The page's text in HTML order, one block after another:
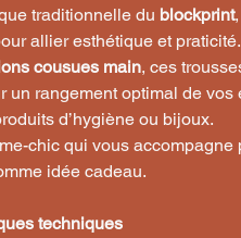
traditionnelle du blockprint
allier esthétique et praticité.
cousues main, ces
un rangement optimal de vos
d’hygiène ou bijoux.
chic qui vous
idée cadeau.
techniques